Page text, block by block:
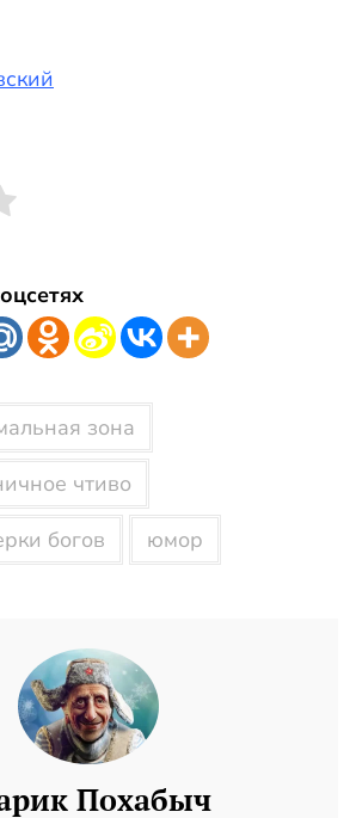
зона
чтиво
богов
юмор
Похабыч